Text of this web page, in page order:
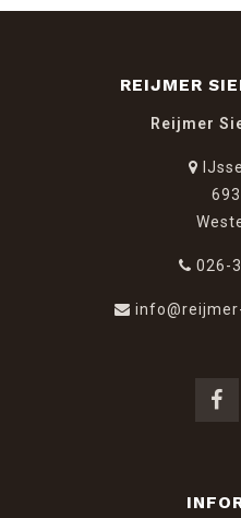
REIJMER
Reijmer
026-